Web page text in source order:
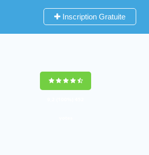
Inscription Gratuite